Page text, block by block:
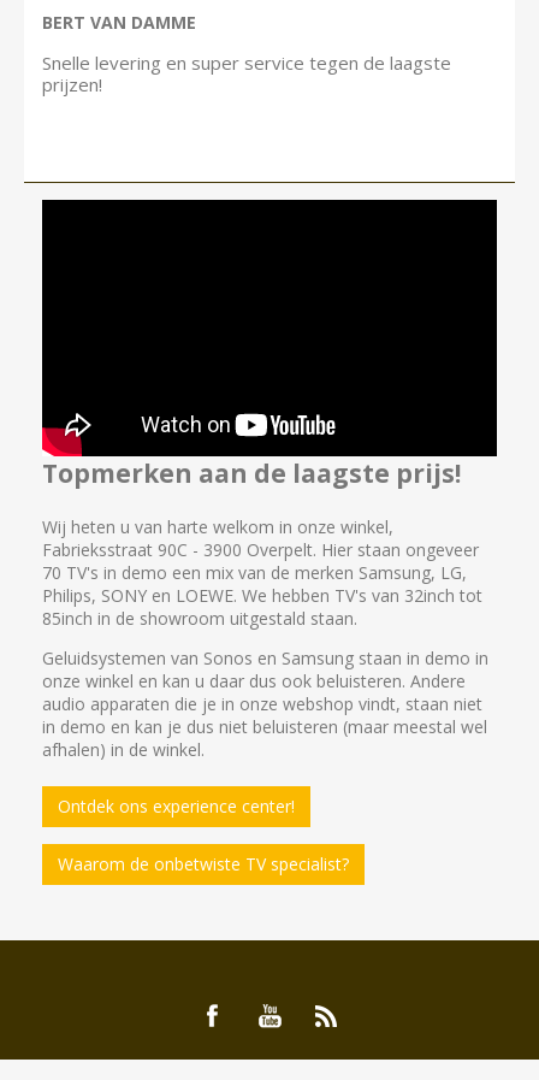
BERT VAN DAMME
Snelle levering en super service tegen de laagste
prijzen!
Topmerken aan de laagste prijs!
Wij heten u van harte welkom in onze winkel,
Fabrieksstraat 90C - 3900 Overpelt. Hier staan ongeveer
70 TV's in demo een mix van de merken Samsung, LG,
Philips, SONY en LOEWE. We hebben TV's van 32inch tot
85inch in de showroom uitgestald staan.
Geluidsystemen van Sonos en Samsung staan in demo in
onze winkel en kan u daar dus ook beluisteren. Andere
audio apparaten die je in onze webshop vindt, staan niet
in demo en kan je dus niet beluisteren (maar meestal wel
afhalen) in de winkel.
Ontdek ons experience center!
Waarom de onbetwiste TV specialist?